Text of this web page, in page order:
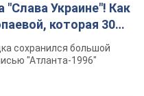
Украине"! Как
которая 30
Олимпиады
сохранился большой
"Атланта-1996"